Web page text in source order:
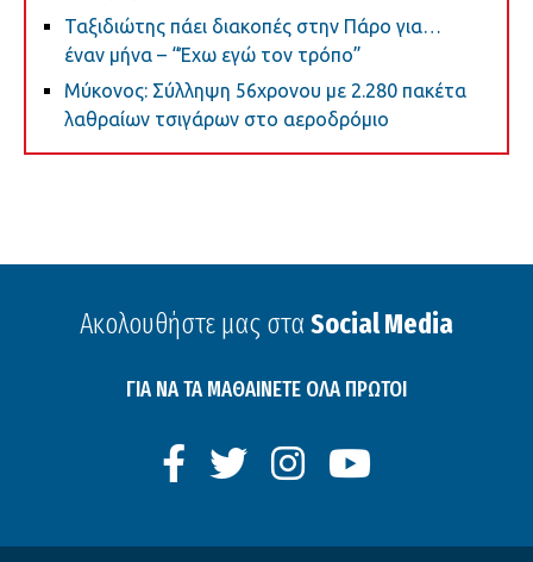
Ταξιδιώτης πάει διακοπές στην Πάρο για…
έναν μήνα – “Έχω εγώ τον τρόπο”
Μύκονος: Σύλληψη 56χρονου με 2.280 πακέτα
λαθραίων τσιγάρων στο αεροδρόμιο
Ακολουθήστε μας στα Social Media
ΓΙΑ ΝΑ ΤΑ ΜΑΘΑΙΝΕΤΕ ΟΛΑ ΠΡΩΤΟΙ